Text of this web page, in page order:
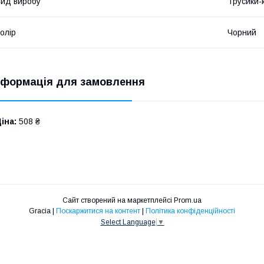
Чорний
для замовлення
508 ₴
Сайт створений на маркетплейсі Prom.ua
Gracia | Поскаржитися на контент | Політика конфіденційності
Select Language ▼